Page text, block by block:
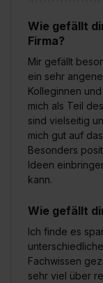
Wie gefällt
Firma?
Mir gefällt
ein sehr
Kolleginnen
mich als Teil
sind vielseitig
mich gut auf
Besonders
Ideen
kann.
Wie gefällt
Ich finde es
Fachwissen
sehr viel über